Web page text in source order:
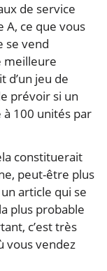
de service
A, ce que vous
se vend
meilleure
d’un jeu de
prévoir si un
100 unités par
constituerait
peut-être plus
article qui se
plus probable
c’est très
vous vendez